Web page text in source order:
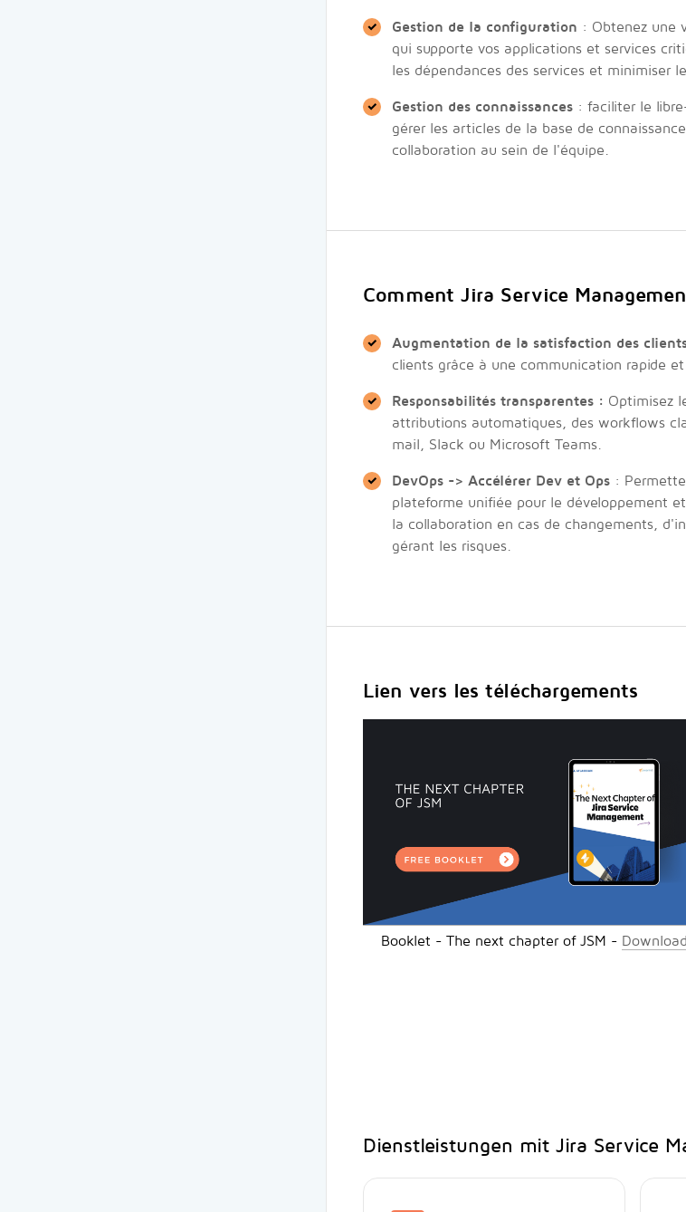
Gestion de la configuration : Obtenez une
qui supporte vos applications et services
les dépendances des services et minimiser
Gestion des connaissances : faciliter le
gérer les articles de la base de
collaboration au sein de l'équipe.
Comment Jira Service
Augmentation de la satisfaction des
clients grâce à une communication rapide
Responsabilités transparentes : Optimisez
attributions automatiques, des workflows
mail, Slack ou Microsoft Teams.
DevOps -> Accélérer Dev et Ops :
plateforme unifiée pour le développement
la collaboration en cas de changements,
gérant les risques.
Lien vers les téléchargements
Booklet - The next chapter of JSM - Download
Dienstleistungen mit Jira Service